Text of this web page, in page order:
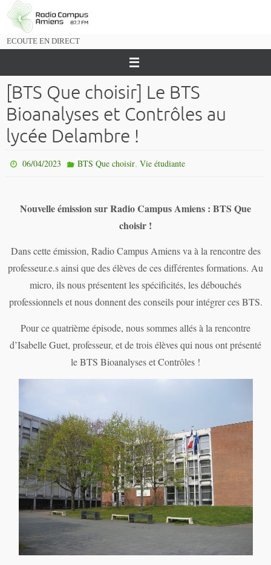
Passer
vers
ECOUTE EN DIRECT
[BTS Que choisir] Le BTS
Bioanalyses et Contrôles au
lycée Delambre !
06/04/2023 BTS Que choisir, Vie étudiante
Nouvelle émission sur Radio Campus Amiens : BTS Que
choisir !
Dans cette émission, Radio Campus Amiensva à la rencontre des
professeur.e.s ainsi que des élèves de ces différentes formations. Au
micro, ils nous présentent lesspécificités, les débouchés
professionnels et nous donnent des conseils pour intégrer ces BTS.
Pour ce quatrième épisode, nous sommes allés à la rencontre
d’Isabelle Guet, professeur, et de trois élèves qui nous ont présenté
le BTS Bioanalyses et Contrôles !